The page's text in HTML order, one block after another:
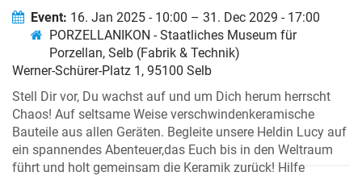
Event: 16. Jan 2025 - 10:00 – 31. Dec 2029 - 17:00
PORZELLANIKON - Staatliches Museum für
Porzellan, Selb (Fabrik & Technik)
Werner-Schürer-Platz 1, 95100 Selb
Stell Dir vor, Du wachst auf und um Dich herum herrscht
Chaos! Auf seltsame Weise verschwindenkeramische
Bauteile aus allen Geräten. Begleite unsere Heldin Lucy auf
ein spannendes Abenteuer,das Euch bis in den Weltraum
führt und holt gemeinsam die Keramik zurück! Hilfe